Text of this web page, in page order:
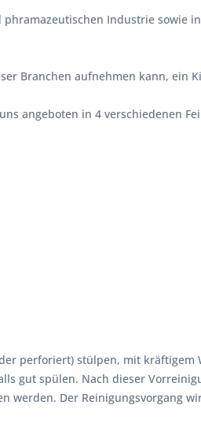
Industrie sowie
Branchen aufnehmen kann, ein
angeboten in 4 verschiedenen
perforiert) stülpen, mit kräftigem
gut spülen. Nach dieser
werden. Der Reinigungsvorgang